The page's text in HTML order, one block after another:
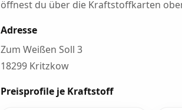
öffnest du über die Kraftstoffkarten
Adresse
Zum Weißen Soll 3
18299 Kritzkow
Preisprofile je Kraftstoff